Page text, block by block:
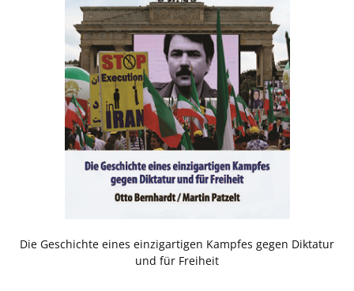
Die Geschichte eines einzigartigen Kampfes gegen Diktatur
und für Freiheit